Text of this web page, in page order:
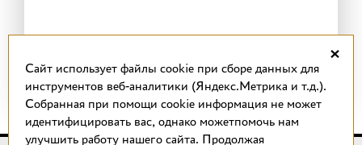
×
Cайт использует файлы cookie при сборе данных для
инструментов веб-аналитики (Яндекс.Метрика и т.д.).
Собранная при помощи cookie информация не может
идентифицировать вас, однако можетпомочь нам
улучшить работу нашего сайта. Продолжая